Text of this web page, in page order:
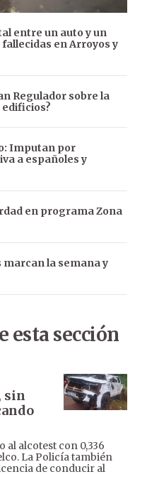
entre un auto y un
en Arroyos y
Regulador sobre la
Imputan por
a españoles y
en programa Zona
la semana y
esta sección
sin
al alcotest con 0,336
La Policía también
de conducir al